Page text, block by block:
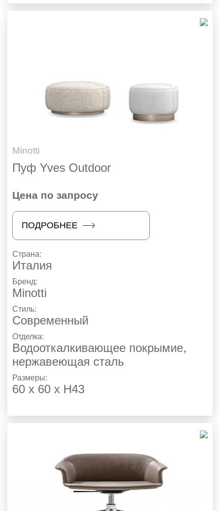
Minotti
Пуф Yves Outdoor
Цена по запросу
ПОДРОБНЕЕ
Страна:
Италия
Бренд:
Minotti
Стиль:
Современный
Отделка:
Водооткалкивающее покрымие,
нержавеющая сталь
Размеры:
60 х 60 х Н43